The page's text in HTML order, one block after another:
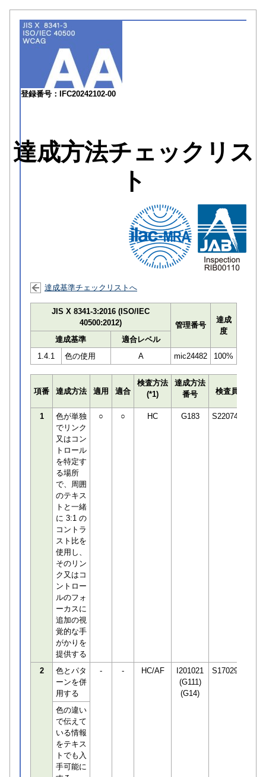
登録番号：IFC20242102-00
達成方法チェックリス
ト
達成基準チェックリストへ
JIS X 8341-3:2016 (ISO/IEC
40500:2012)
管理番号
達成
度
達成基準
適合レベル
1.4.1
色の使用 A mic24482 100%
項番 達成方法 適用 適合
検査方法
(*1)
達成方法
番号
検査員
1
色が単独
でリンク
又はコン
トロール
を特定す
る場所
で、周囲
のテキス
トと一緒
に 3:1 の
コントラ
スト比を
使用し、
そのリン
ク又はコ
ントロー
ルのフォ
ーカスに
追加の視
覚的な手
がかりを
提供する
○ ○ HC G183 S220745
2
色とパタ
ーンを併
用する
- - HC/AF
I201021
(G111)
(G14)
S170294
色の違い
で伝えて
いる情報
をテキス
トでも入
手可能に